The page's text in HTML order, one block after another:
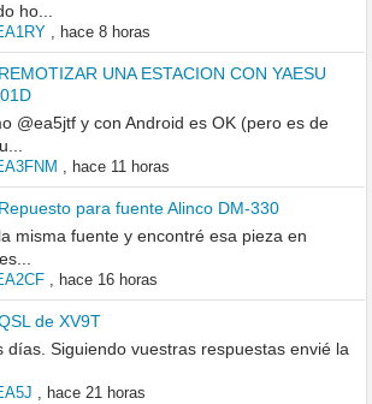
ho...
, hace 8 horas
UNA ESTACION CON YAESU
@ea5jtf y con Android es OK (pero es de
, hace 11 horas
para fuente Alinco DM-330
misma fuente y encontré esa pieza en
, hace 16 horas
de XV9T
días. Siguiendo vuestras respuestas envié la
, hace 21 horas